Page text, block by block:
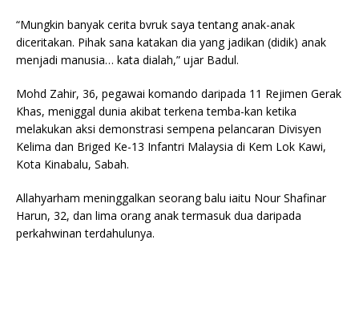
“Mungkin banyak cerita bvruk saya tentang anak-anak
diceritakan. Pihak sana katakan dia yang jadikan (didik) anak
menjadi manusia… kata dialah,” ujar Badul.
Mohd Zahir, 36, pegawai komando daripada 11 Rejimen Gerak
Khas, meniggal dunia akibat terkena temba-kan ketika
melakukan aksi demonstrasi sempena pelancaran Divisyen
Kelima dan Briged Ke-13 Infantri Malaysia di Kem Lok Kawi,
Kota Kinabalu, Sabah.
Allahyarham meninggalkan seorang balu iaitu Nour Shafinar
Harun, 32, dan lima orang anak termasuk dua daripada
perkahwinan terdahulunya.